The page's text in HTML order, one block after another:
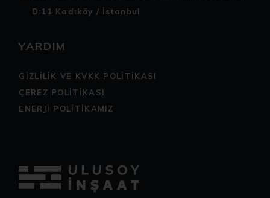
D:11 Kadıköy / İstanbul
YARDIM
GİZLİLİK VE KVKK POLİTİKASI
ÇEREZ POLİTİKASI
ENERJİ POLİTİKAMIZ